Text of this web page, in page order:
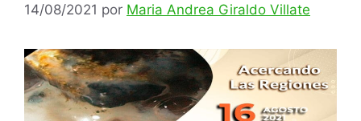
14/08/2021 por Maria Andrea Giraldo Villate